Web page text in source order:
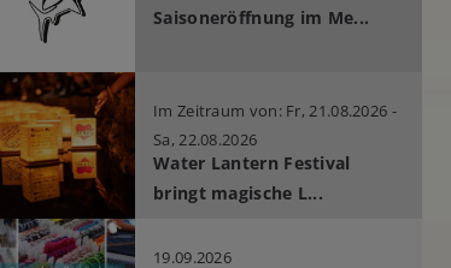
Saisoneröffnung im Me...
Im Zeitraum von: Fr, 21.08.2026 -
Sa, 22.08.2026
Water Lantern Festival
bringt magische L...
19.09.2026